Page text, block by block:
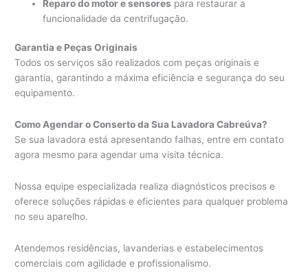
Reparo do motor e sensores para restaurar a
funcionalidade da centrifugação.
Garantia e Peças Originais
Todos os serviços são realizados com peças originais e
garantia, garantindo a máxima eficiência e segurança do seu
equipamento.
Como Agendar o Conserto da Sua Lavadora Cabreúva?
Se sua lavadora está apresentando falhas, entre em contato
agora mesmo para agendar uma visita técnica.
Nossa equipe especializada realiza diagnósticos precisos e
oferece soluções rápidas e eficientes para qualquer problema
no seu aparelho.
Atendemos residências, lavanderias e estabelecimentos
comerciais com agilidade e profissionalismo.